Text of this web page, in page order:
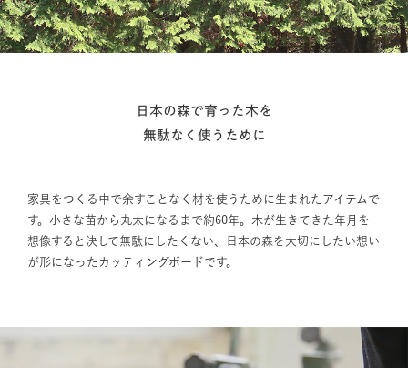
日本の森で育った木を
無駄なく使うために
家具をつくる中で余すことなく材を使うために生まれたアイテムで
す。小さな苗から丸太になるまで約60年。木が生きてきた年月を
想像すると決して無駄にしたくない、日本の森を大切にしたい想い
が形になったカッティングボードです。